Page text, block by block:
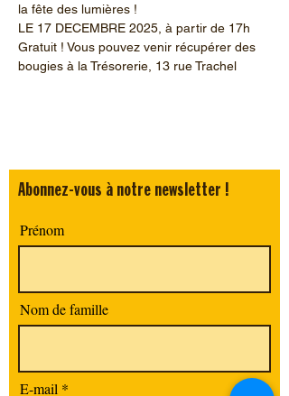
la fête des lumières !
LE 17 DECEMBRE 2025, à partir de 17h
Gratuit ! Vous pouvez venir récupérer des
bougies à la Trésorerie, 13 rue Trachel
Abonnez-vous à notre newsletter !
Prénom
Nom de famille
E-mail